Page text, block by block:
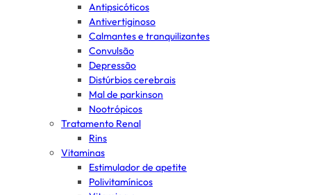
Antipsicóticos
Antivertiginoso
Calmantes e tranquilizantes
Convulsão
Depressão
Distúrbios cerebrais
Mal de parkinson
Nootrópicos
Tratamento Renal
Rins
Vitaminas
Estimulador de apetite
Polivitamínicos